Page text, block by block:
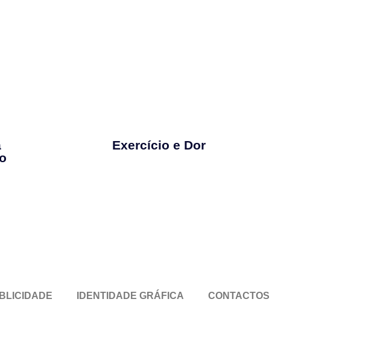
Exercício e Dor
IDENTIDADE GRÁFICA CONTACTOS